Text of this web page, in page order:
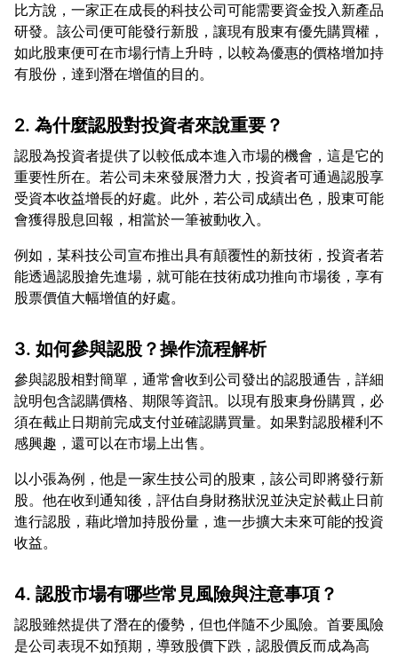
比方說，一家正在成長的科技公司可能需要資金投入新產品
研發。該公司便可能發行新股，讓現有股東有優先購買權，
如此股東便可在市場行情上升時，以較為優惠的價格增加持
2. 為什麼認股對投資者來說重要？
認股為投資者提供了以較低成本進入市場的機會，這是它的
重要性所在。若公司未來發展潛力大，投資者可通過認股享
受資本收益增長的好處。此外，若公司成績出色，股東可能
例如，某科技公司宣布推出具有顛覆性的新技術，投資者若
能透過認股搶先進場，就可能在技術成功推向市場後，享有
3. 如何參與認股？操作流程解析
參與認股相對簡單，通常會收到公司發出的認股通告，詳細
說明包含認購價格、期限等資訊。以現有股東身份購買，必
須在截止日期前完成支付並確認購買量。如果對認股權利不
以小張為例，他是一家生技公司的股東，該公司即將發行新
股。他在收到通知後，評估自身財務狀況並決定於截止日前
進行認股，藉此增加持股份量，進一步擴大未來可能的投資
4. 認股市場有哪些常見風險與注意事項？
認股雖然提供了潛在的優勢，但也伴隨不少風險。首要風險
是公司表現不如預期，導致股價下跌，認股價反而成為高